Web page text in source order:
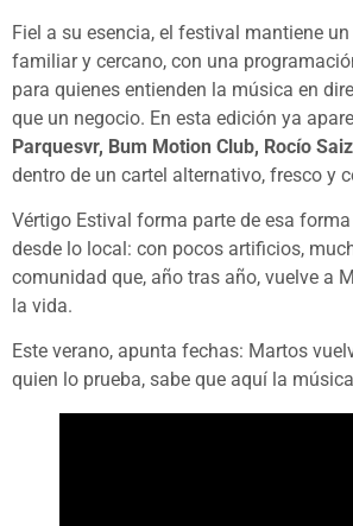
Fiel a su esencia, el festival mantiene
familiar y cercano, con una
para quienes entienden la música en
que un negocio. En esta edición ya
Parquesvr, Bum Motion Club, Rocío
dentro de un cartel alternativo, fresco y
Vértigo Estival forma parte de esa
desde lo local: con pocos artificios,
comunidad que, año tras año, vuelve a
la vida.
Este verano, apunta fechas: Martos
quien lo prueba, sabe que aquí la